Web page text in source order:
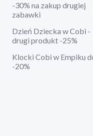
-30% na zakup drugiej
zabawki
Dzień Dziecka w Cobi -
drugi produkt -25%
Klocki Cobi w Empiku
-20%